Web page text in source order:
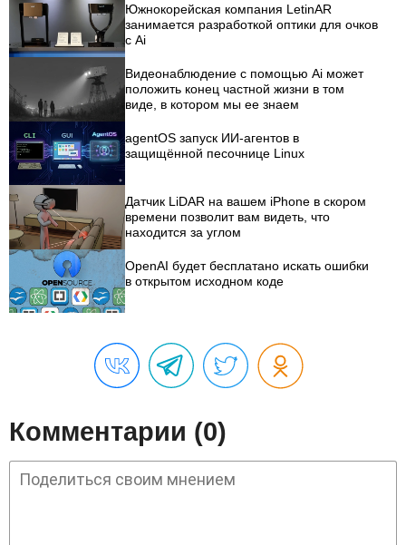
Южнокорейская компания LetinAR
занимается разработкой оптики для очков
с Ai
Видеонаблюдение с помощью Ai может
положить конец частной жизни в том
виде, в котором мы ее знаем
agentOS запуск ИИ-агентов в
защищённой песочнице Linux
Датчик LiDAR на вашем iPhone в скором
времени позволит вам видеть, что
находится за углом
OpenAI будет бесплатано искать ошибки
в открытом исходном коде
Комментарии (0)